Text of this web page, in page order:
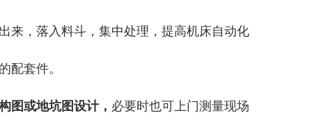
来，落入料斗，集中处理，提高机床自动化
配套件。
图或地坑图设计， 必要时也可上门测量现场